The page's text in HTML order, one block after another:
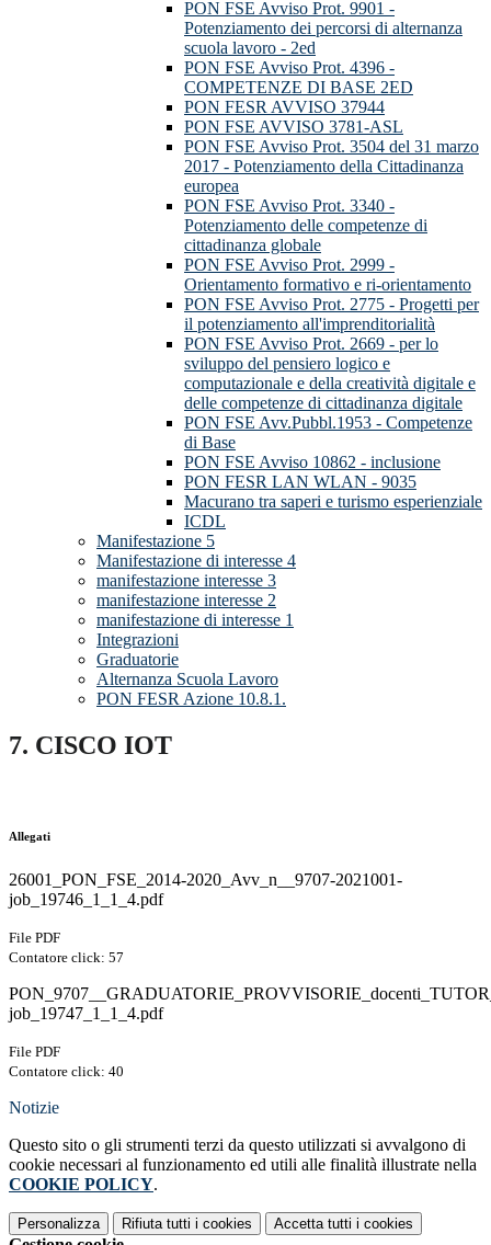
PON FSE Avviso Prot. 9901 -
Potenziamento dei percorsi di alternanza
scuola lavoro - 2ed
PON FSE Avviso Prot. 4396 -
COMPETENZE DI BASE 2ED
PON FESR AVVISO 37944
PON FSE AVVISO 3781-ASL
PON FSE Avviso Prot. 3504 del 31 marzo
2017 - Potenziamento della Cittadinanza
europea
PON FSE Avviso Prot. 3340 -
Potenziamento delle competenze di
cittadinanza globale
PON FSE Avviso Prot. 2999 -
Orientamento formativo e ri-orientamento
PON FSE Avviso Prot. 2775 - Progetti per
il potenziamento all'imprenditorialità
PON FSE Avviso Prot. 2669 - per lo
sviluppo del pensiero logico e
computazionale e della creatività digitale e
delle competenze di cittadinanza digitale
PON FSE Avv.Pubbl.1953 - Competenze
di Base
PON FSE Avviso 10862 - inclusione
PON FESR LAN WLAN - 9035
Macurano tra saperi e turismo esperienziale
ICDL
Manifestazione 5
Manifestazione di interesse 4
manifestazione interesse 3
manifestazione interesse 2
manifestazione di interesse 1
Integrazioni
Graduatorie
Alternanza Scuola Lavoro
PON FESR Azione 10.8.1.
7. CISCO IOT
Allegati
26001_PON_FSE_2014-2020_Avv_n__9707-2021001-
job_19746_1_1_4.pdf
File PDF
Contatore click: 57
job_19747_1_1_4.pdf
File PDF
Contatore click: 40
Notizie
Questo sito o gli strumenti terzi da questo utilizzati si avvalgono di
cookie necessari al funzionamento ed utili alle finalità illustrate nella
COOKIE POLICY.
Personalizza Rifiuta tutti i cookies Accetta tutti i cookies